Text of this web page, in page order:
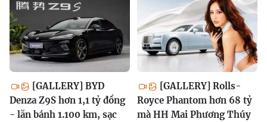
[GALLERY] BYD
Denza Z9S hơn 1,1 tỷ đồng
- lăn bánh 1.100 km, sạc
[GALLERY] Rolls-
Royce Phantom hơn 68 tỷ
mà HH Mai Phương Thúy